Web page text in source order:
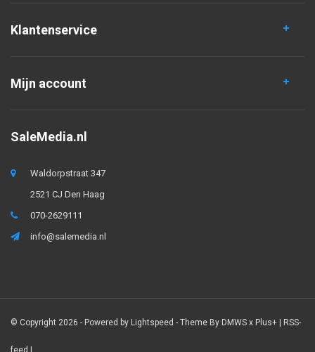
Klantenservice
Mijn account
SaleMedia.nl
Waldorpstraat 347
2521 CJ Den Haag
070-2629111
info@salemedia.nl
© Copyright 2026 - Powered by Lightspeed - Theme By DMWS x Plus+ | RSS-
feed |